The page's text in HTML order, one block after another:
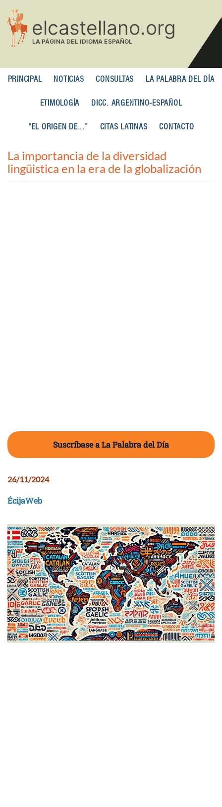
contenido
principal
PRINCIPAL NOTICIAS CONSULTAS LA PALABRA DEL DÍA
ETIMOLOGÍA DICC. ARGENTINO-ESPAÑOL
“EL ORIGEN DE...” CITAS LATINAS CONTACTO
La importancia de la diversidad
lingüistica en la era de la globalización
Suscríbase a La Palabra del Día
26/11/2024
ÉcijaWeb